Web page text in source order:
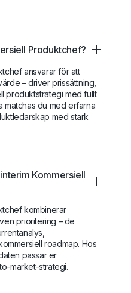
Produktchef?
ansvarar för att
– driver prissättning,
produktstrategi med fullt
matchas du med erfarna
med stark
Kommersiell
kombinerar
prioritering – de
roadmap. Hos
passar er
market-strategi.